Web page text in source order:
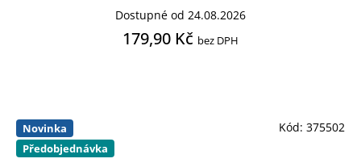
Dostupné od 24.08.2026
179,90 Kč bez DPH
Novinka
Předobjednávka
Kód: 375502